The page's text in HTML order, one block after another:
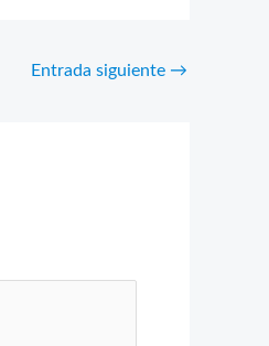
Entrada siguiente →